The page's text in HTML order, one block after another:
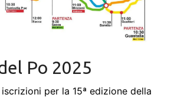
Po 2025
per la 15ª edizione della